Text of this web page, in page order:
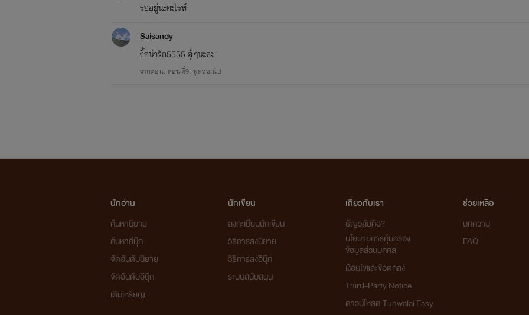
ปอนด์
รออยู่นะคะไรท์
Saisandy
งื้อน่ารัก5555 สู้ๆนะคะ
จากตอน: ตอนที่9: พูดออกไป
นักอ่าน
ค้นหานิยาย
ค้นหาอีบุ๊ก
จัดอันดับนิยาย
จัดอันดับอีบุ๊ก
เติมเหรียญ
นักเขียน
ลงทะเบียนนักเขียน
วิธีการลงนิยาย
วิธีการลงอีบุ๊ก
ระบบสนับสนุน
เกี่ยวกับเรา
ธัญวลัยคือ?
นโยบายการคุ้มครอง
ข้อมูลส่วนบุคคล
เงื่อนไขและข้อตกลง
Third-Party Notice
ดาวน์โหลด Tunwalai Easy
ช่วยเหลือ
บทความ
FAQ